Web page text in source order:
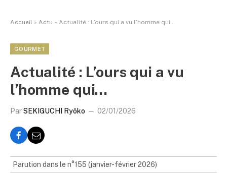
Accueil » Actu » Actualité : L’ours qui a vu l’homme qui…
GOURMET
Actualité : L’ours qui a vu
l’homme qui…
ParSEKIGUCHI Ryôko 02/01/2026
Parution dans le n°155 (janvier-février 2026)